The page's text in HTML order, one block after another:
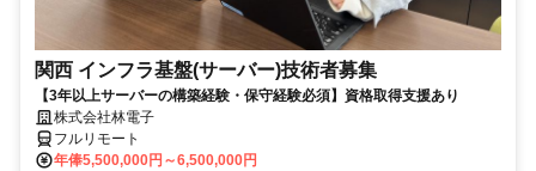
関西 インフラ基盤(サーバー)技術者募集
【3年以上サーバーの構築経験・保守経験必須】資格取得支援あり
株式会社林電子
フルリモート
年俸5,500,000円～6,500,000円